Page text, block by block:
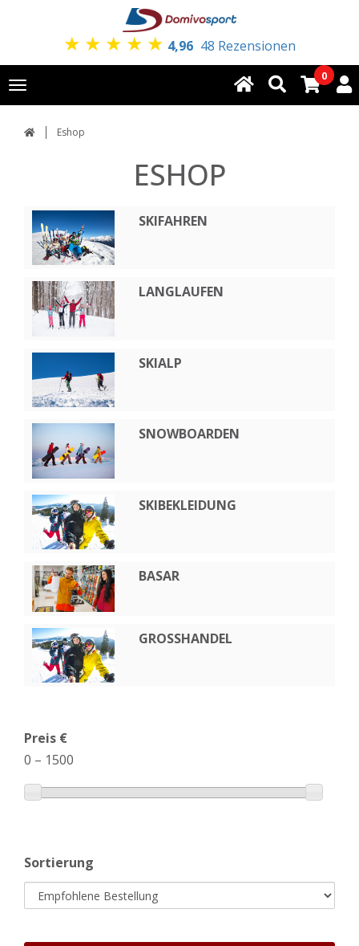
★ ★ ★ ★ ★ 4,96 48 Rezensionen
Toggle
navigation
0
Eshop
ESHOP
SKIFAHREN
LANGLAUFEN
SKIALP
SNOWBOARDEN
SKIBEKLEIDUNG
BASAR
GROSSHANDEL
Preis €
0 – 1500
Sortierung